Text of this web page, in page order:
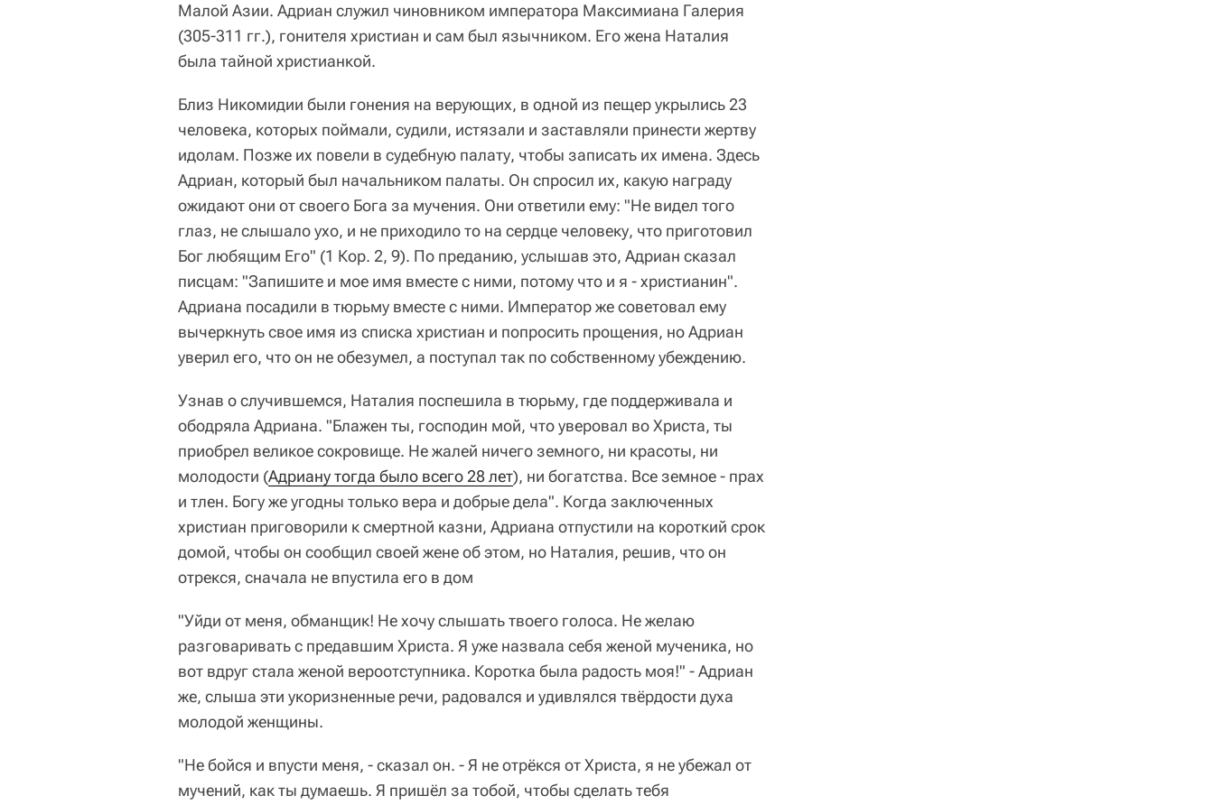
Малой Азии. Адриан служил чиновником императора Максимиана Галерия
(305-311 гг.), гонителя христиан и сам был язычником. Его жена Наталия
была тайной христианкой.
Близ Никомидии были гонения на верующих, в одной из пещер укрылись 23
человека, которых поймали, судили, истязали и заставляли принести жертву
идолам. Позже их повели в судебную палату, чтобы записать их имена. Здесь
Адриан, который был начальником палаты. Он спросил их, какую награду
ожидают они от своего Бога за мучения. Они ответили ему: "Не видел того
глаз, не слышало ухо, и не приходило то на сердце человеку, что приготовил
Бог любящим Его" (1 Кор. 2, 9). По преданию, услышав это, Адриан сказал
писцам: "Запишите и мое имя вместе с ними, потому что и я - христианин".
Адриана посадили в тюрьму вместе с ними. Император же советовал ему
вычеркнуть свое имя из списка христиан и попросить прощения, но Адриан
уверил его, что он не обезумел, а поступал так по собственному убеждению.
Узнав о случившемся, Наталия поспешила в тюрьму, где поддерживала и
ободряла Адриана. "Блажен ты, господин мой, что уверовал во Христа, ты
приобрел великое сокровище. Не жалей ничего земного, ни красоты, ни
молодости (Адриану тогда было всего 28 лет), ни богатства. Все земное - прах
и тлен. Богу же угодны только вера и добрые дела". Когда заключенных
христиан приговорили к смертной казни, Адриана отпустили на короткий срок
домой, чтобы он сообщил своей жене об этом, но Наталия, решив, что он
отрекся, сначала не впустила его в дом
"Уйди от меня, обманщик! Не хочу слышать твоего голоса. Не желаю
разговаривать с предавшим Христа. Я уже назвала себя женой мученика, но
вот вдруг стала женой вероотступника. Коротка была радость моя!" - Адриан
же, слыша эти укоризненные речи, радовался и удивлялся твёрдости духа
молодой женщины.
"Не бойся и впусти меня, - сказал он. - Я не отрёкся от Христа, я не убежал от
мучений, как ты думаешь. Я пришёл за тобой, чтобы сделать тебя